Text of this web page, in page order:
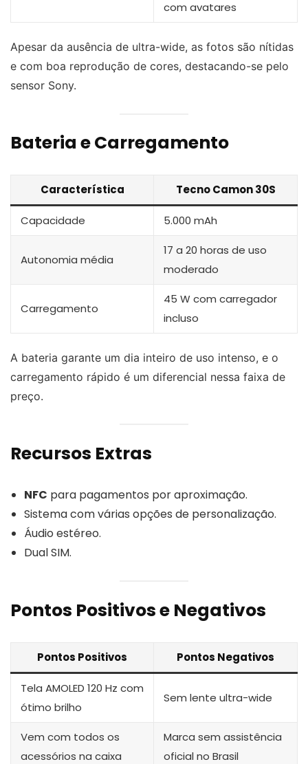
com avatares
Apesar da ausência de ultra-wide, as fotos são nítidas
e com boa reprodução de cores, destacando-se pelo
sensor Sony.
Bateria e Carregamento
Característica Tecno Camon 30S
Capacidade 5.000 mAh
Autonomia média
17 a 20 horas de uso
moderado
Carregamento
45 W com carregador
incluso
A bateria garante um dia inteiro de uso intenso, e o
carregamento rápido é um diferencial nessa faixa de
preço.
Recursos Extras
NFC para pagamentos por aproximação.
Sistema com várias opções de personalização.
Áudio estéreo.
Dual SIM.
Pontos Positivos e Negativos
Pontos Positivos Pontos Negativos
Tela AMOLED 120 Hz com
ótimo brilho
Sem lente ultra-wide
Vem com todos os
acessórios na caixa
Marca sem assistência
oficial no Brasil